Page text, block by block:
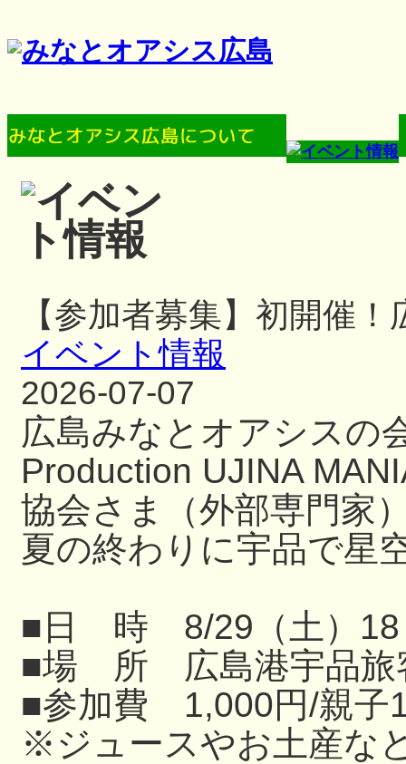
【参加者募集】初開催
イベント情報
2026-07-07
広島みなとオアシスの
Production UJINA
協会さま（外部専門家
夏の終わりに宇品で星
■日 時 8/29（土）18
■場 所 広島港宇品旅
■参加費 1,000円/親子
※ジュースやお土産な